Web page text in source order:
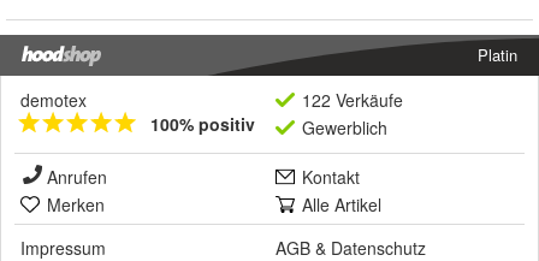
Platin
demotex
100% positiv
122 Verkäufe
Gewerblich
Anrufen
Kontakt
Merken
Alle Artikel
Impressum
AGB & Datenschutz